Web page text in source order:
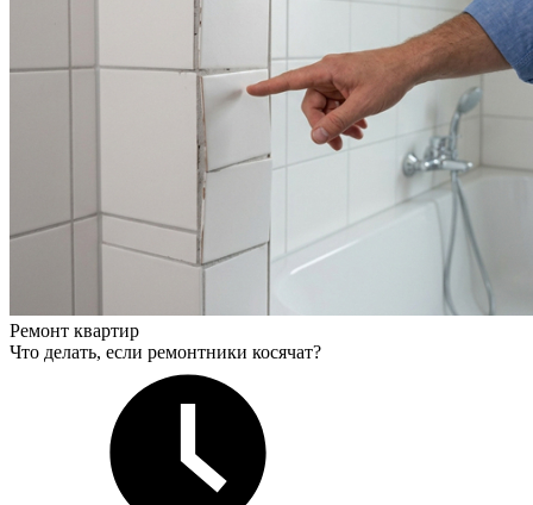
Ремонт квартир
Что делать, если ремонтники косячат?